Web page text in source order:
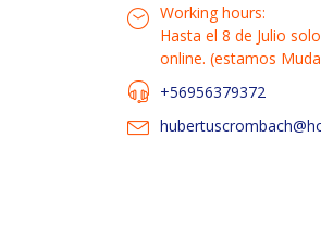
Working hours:
Hasta el 8 de Julio
online. (estamos
+56956379372